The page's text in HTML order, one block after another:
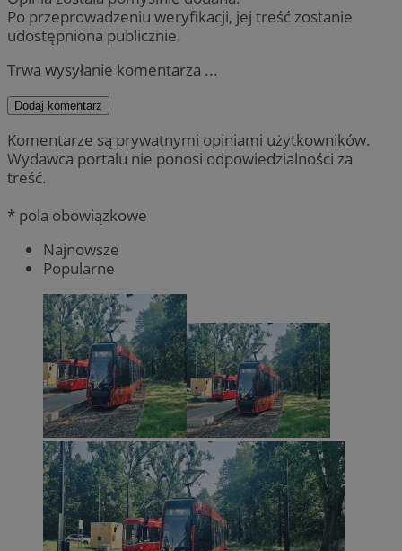
Po przeprowadzeniu weryfikacji, jej treść zostanie
udostępniona publicznie.
Trwa wysyłanie komentarza ...
Dodaj komentarz
Komentarze są prywatnymi opiniami użytkowników.
Wydawca portalu nie ponosi odpowiedzialności za
treść.
* pola obowiązkowe
Najnowsze
Popularne